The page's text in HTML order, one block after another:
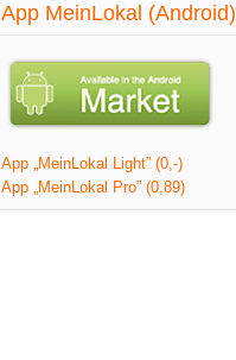
App MeinLokal (Android)
App „MeinLokal Light” (0,-)
App „MeinLokal Pro” (0,89)